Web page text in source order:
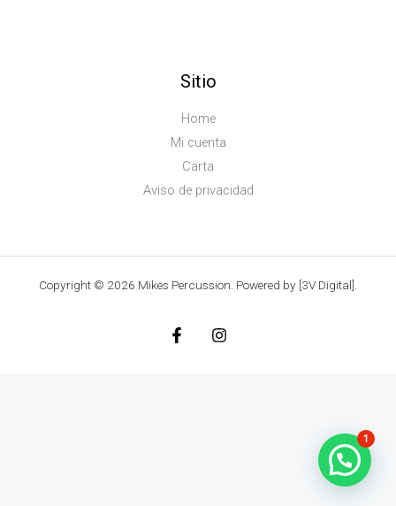
Sitio
Home
Mi cuenta
Carta
Aviso de privacidad
Copyright © 2026 Mikes Percussion. Powered by [3V Digital].
1